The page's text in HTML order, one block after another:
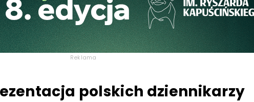
Reklama
polskich dziennikarzy